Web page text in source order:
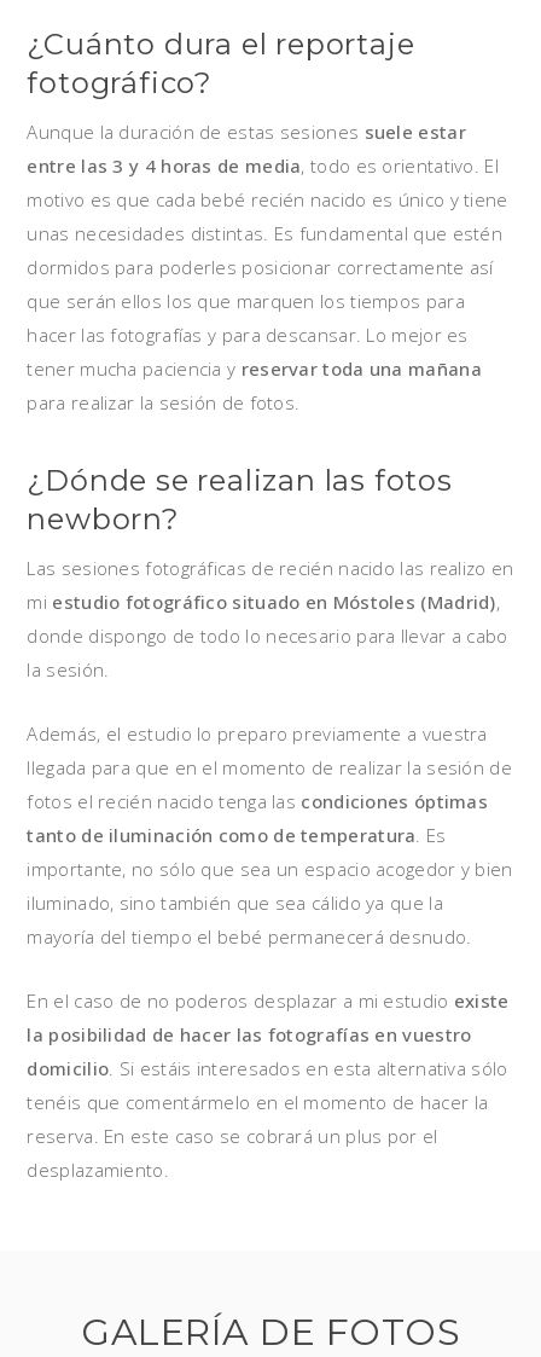
¿Cuánto dura el reportaje
fotográfico?
Aunque la duración de estas sesiones suele estar
entre las 3 y 4 horas de media, todo es orientativo. El
motivo es que cada bebé recién nacido es único y tiene
unas necesidades distintas. Es fundamental que estén
dormidos para poderles posicionar correctamente así
que serán ellos los que marquen los tiempos para
hacer las fotografías y para descansar. Lo mejor es
tener mucha paciencia y reservar toda una mañana
para realizar la sesión de fotos.
¿Dónde se realizan las fotos
newborn?
Las sesiones fotográficas de recién nacido las realizo en
mi estudio fotográfico situado en Móstoles (Madrid),
donde dispongo de todo lo necesario para llevar a cabo
la sesión.
Además, el estudio lo preparo previamente a vuestra
llegada para que en el momento de realizar la sesión de
fotos el recién nacido tenga las condiciones óptimas
tanto de iluminación como de temperatura. Es
importante, no sólo que sea un espacio acogedor y bien
iluminado, sino también que sea cálido ya que la
mayoría del tiempo el bebé permanecerá desnudo.
En el caso de no poderos desplazar a mi estudio existe
la posibilidad de hacer las fotografías en vuestro
domicilio. Si estáis interesados en esta alternativa sólo
tenéis que comentármelo en el momento de hacer la
reserva. En este caso se cobrará un plus por el
desplazamiento.
GALERÍA DE FOTOS